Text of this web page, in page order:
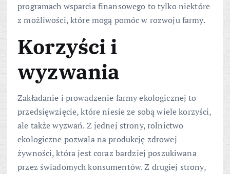
programach wsparcia finansowego to tylko niektóre
z możliwości, które mogą pomóc w rozwoju farmy.
Korzyści i
wyzwania
Zakładanie i prowadzenie farmy ekologicznej to
przedsięwzięcie, które niesie ze sobą wiele korzyści,
ale także wyzwań. Z jednej strony, rolnictwo
ekologiczne pozwala na produkcję zdrowej
żywności, która jest coraz bardziej poszukiwana
przez świadomych konsumentów. Z drugiej strony,